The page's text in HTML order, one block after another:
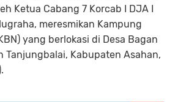
Ketua Cabang 7 Korcab I DJA I
meresmikan Kampung
yang berlokasi di Desa Bagan
Tanjungbalai, Kabupaten Asahan,